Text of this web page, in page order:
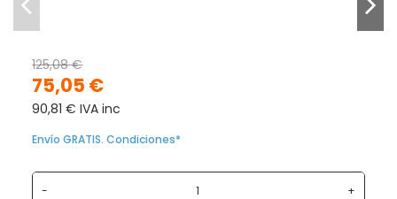
75,05 €
125,08 €
90,81 € IVA inc
Envío GRATIS. Condiciones*
- +